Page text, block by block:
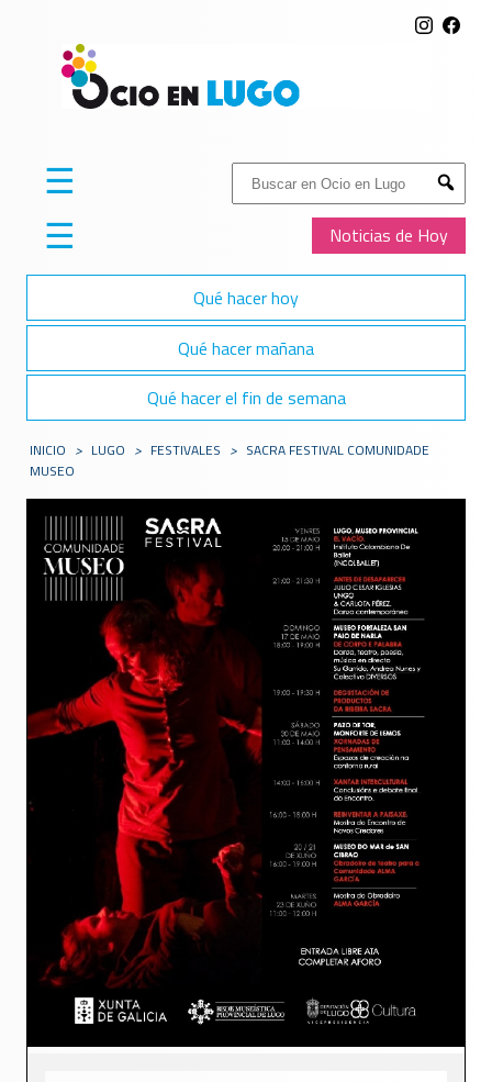
Buscar:
Submit
Noticias de Hoy
☰
☰
Qué hacer hoy
Qué hacer mañana
Qué hacer el fin de semana
INICIO > LUGO > FESTIVALES > SACRA FESTIVAL COMUNIDADE
MUSEO